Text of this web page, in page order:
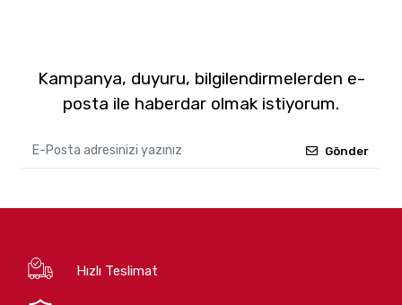
Kampanya, duyuru, bilgilendirmelerden e-
posta ile haberdar olmak istiyorum.
Gönder
Hızlı Teslimat